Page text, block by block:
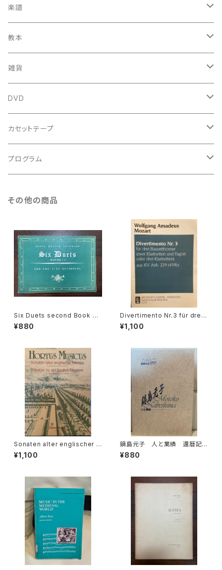
鍋島元子関連CD
中古CD
中古LP
鍋島元子関連LP
古楽以外
中古LP
古楽関係
中古本
新古本
古楽以外
中古本
中古本
楽譜
古楽関係
スコア
鍵盤用
古楽以外
スコア
教本
古楽関係
古楽以外
雑貨
トートバッグ
バロック
ルネサンス
DVD
古楽
古楽以外
カセットテープ
古楽
プログラム
その他の商品
Six Duets second Book 4=
6 for two Alto Recorders
【著者：Georg Philipp Telem
¥880
Divertimento Nr.3 für drei
Basetthörner(zwei klarinet
ten und Fagotto oder drei
madeus Mozart】出版社：BR
EITKOPF&HÄRTEL 1987年
¥1,100
Sonaten alter englischer M
eister Ⅲ【編著：MICHAEL SC
HNEIDER】出版社：BÄRENREI
¥1,100
鍋島元子 人と業績 還暦記
念1997【編集：古楽研究会 Ori
go et Practica 年譜作成委員
¥880